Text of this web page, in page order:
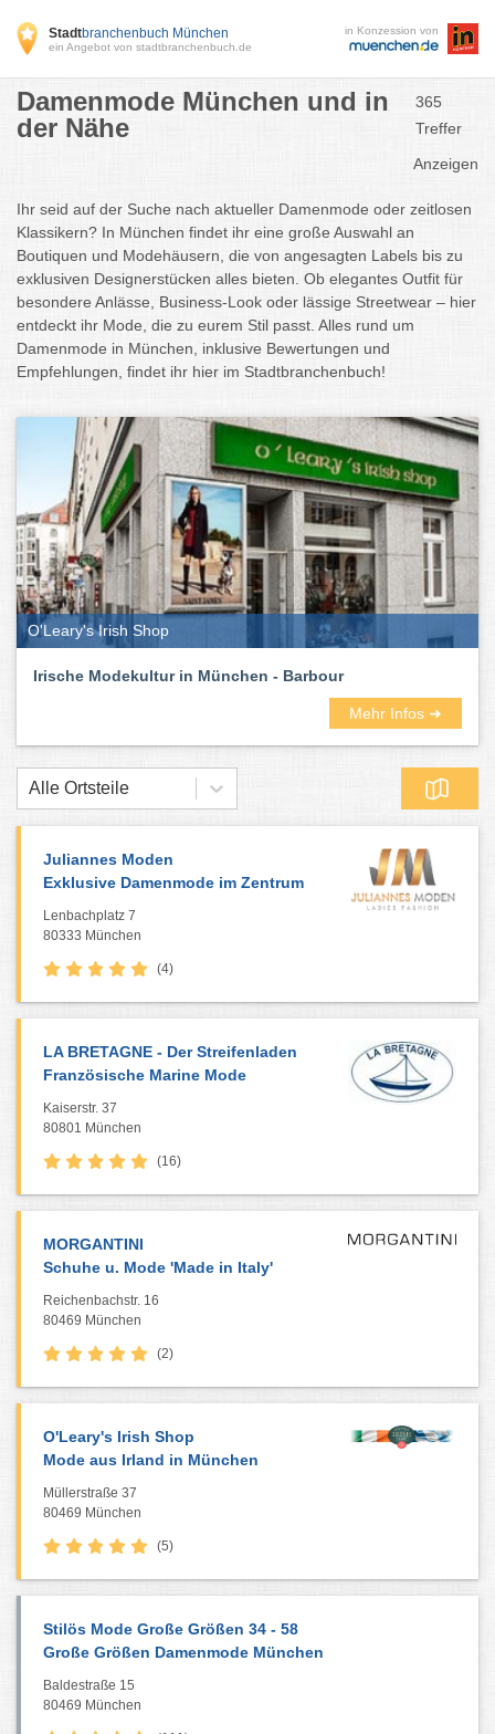
Stadtbranchenbuch München
ein Angebot von stadtbranchenbuch.de
in Konzession von
Damenmode München und in
der Nähe
365
Treffer
Anzeigen
Ihr seid auf der Suche nach aktueller Damenmode oder zeitlosen
Klassikern? In München findet ihr eine große Auswahl an
Boutiquen und Modehäusern, die von angesagten Labels bis zu
exklusiven Designerstücken alles bieten. Ob elegantes Outfit für
besondere Anlässe, Business-Look oder lässige Streetwear – hier
entdeckt ihr Mode, die zu eurem Stil passt. Alles rund um
Damenmode in München, inklusive Bewertungen und
Empfehlungen, findet ihr hier im Stadtbranchenbuch!
O'Leary's Irish Shop
Irische Modekultur in München - Barbour
Mehr Infos ➜
Alle Ortsteile
Juliannes Moden
Exklusive Damenmode im Zentrum
Lenbachplatz 7
80333 München
(4)
LA BRETAGNE - Der Streifenladen
Französische Marine Mode
Kaiserstr. 37
80801 München
(16)
MORGANTINI
Schuhe u. Mode 'Made in Italy'
Reichenbachstr. 16
80469 München
(2)
O'Leary's Irish Shop
Mode aus Irland in München
Müllerstraße 37
80469 München
(5)
Stilös Mode Große Größen 34 - 58
Große Größen Damenmode München
Baldestraße 15
80469 München